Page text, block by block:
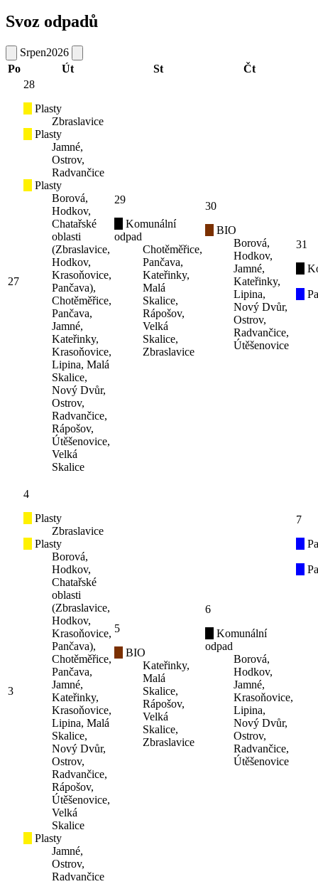
Svoz odpadů
Srpen2026
Po
Út St Čt
27
28
Plasty
Zbraslavice
Plasty
Jamné,
Ostrov,
Radvančice
Plasty
Borová,
Hodkov,
Chatařské
oblasti
(Zbraslavice,
Hodkov,
Krasoňovice,
Pančava),
Chotěměřice,
Pančava,
Jamné,
Kateřinky,
Krasoňovice,
Lipina, Malá
Skalice,
Nový Dvůr,
Ostrov,
Radvančice,
Rápošov,
Útěšenovice,
Velká
Skalice
29
Komunální
odpad
Chotěměřice,
Pančava,
Kateřinky,
Malá
Skalice,
Rápošov,
Velká
Skalice,
Zbraslavice
30
BIO
Borová,
Hodkov,
Jamné,
Kateřinky,
Lipina,
Nový Dvůr,
Ostrov,
Radvančice,
Útěšenovice
31
3
4
Plasty
Zbraslavice
Plasty
Borová,
Hodkov,
Chatařské
oblasti
(Zbraslavice,
Hodkov,
Krasoňovice,
Pančava),
Chotěměřice,
Pančava,
Jamné,
Kateřinky,
Krasoňovice,
Lipina, Malá
Skalice,
Nový Dvůr,
Ostrov,
Radvančice,
Rápošov,
Útěšenovice,
Velká
Skalice
Plasty
Jamné,
Ostrov,
Radvančice
5
BIO
Kateřinky,
Malá
Skalice,
Rápošov,
Velká
Skalice,
Zbraslavice
6
Komunální
odpad
Borová,
Hodkov,
Jamné,
Krasoňovice,
Lipina,
Nový Dvůr,
Ostrov,
Radvančice,
Útěšenovice
7